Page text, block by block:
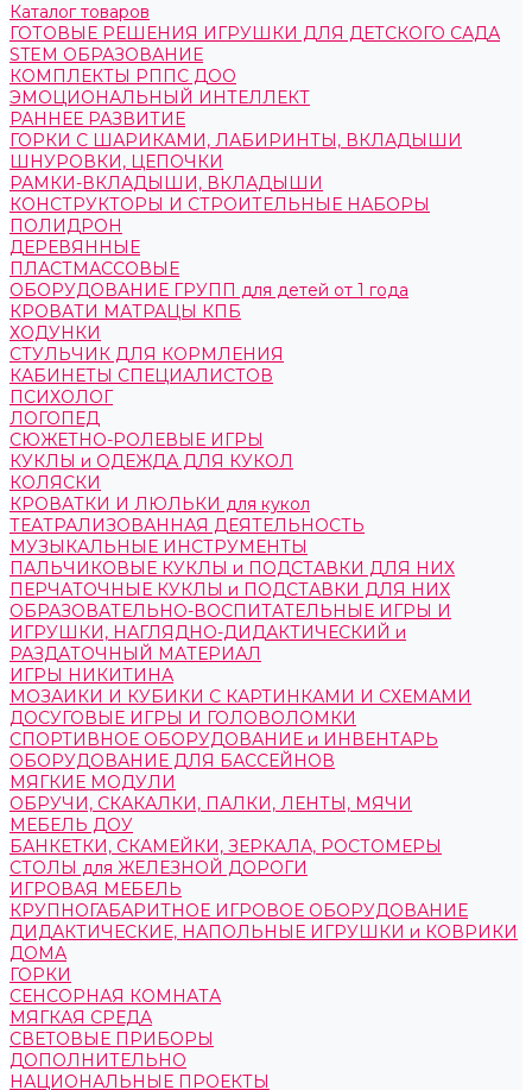
Каталог товаров
ГОТОВЫЕ РЕШЕНИЯ ИГРУШКИ ДЛЯ ДЕТСКОГО САДА
STEM ОБРАЗОВАНИЕ
КОМПЛЕКТЫ РППС ДОО
ЭМОЦИОНАЛЬНЫЙ ИНТЕЛЛЕКТ
РАННЕЕ РАЗВИТИЕ
ГОРКИ С ШАРИКАМИ, ЛАБИРИНТЫ, ВКЛАДЫШИ
ШНУРОВКИ, ЦЕПОЧКИ
РАМКИ-ВКЛАДЫШИ, ВКЛАДЫШИ
КОНСТРУКТОРЫ И СТРОИТЕЛЬНЫЕ НАБОРЫ
ПОЛИДРОН
ДЕРЕВЯННЫЕ
ПЛАСТМАССОВЫЕ
ОБОРУДОВАНИЕ ГРУПП для детей от 1 года
КРОВАТИ МАТРАЦЫ КПБ
ХОДУНКИ
СТУЛЬЧИК ДЛЯ КОРМЛЕНИЯ
КАБИНЕТЫ СПЕЦИАЛИСТОВ
ПСИХОЛОГ
ЛОГОПЕД
СЮЖЕТНО-РОЛЕВЫЕ ИГРЫ
КУКЛЫ и ОДЕЖДА ДЛЯ КУКОЛ
КОЛЯСКИ
КРОВАТКИ И ЛЮЛЬКИ для кукол
ТЕАТРАЛИЗОВАННАЯ ДЕЯТЕЛЬНОСТЬ
МУЗЫКАЛЬНЫЕ ИНСТРУМЕНТЫ
ПАЛЬЧИКОВЫЕ КУКЛЫ и ПОДСТАВКИ ДЛЯ НИХ
ПЕРЧАТОЧНЫЕ КУКЛЫ и ПОДСТАВКИ ДЛЯ НИХ
ОБРАЗОВАТЕЛЬНО-ВОСПИТАТЕЛЬНЫЕ ИГРЫ И
ИГРУШКИ, НАГЛЯДНО-ДИДАКТИЧЕСКИЙ и
РАЗДАТОЧНЫЙ МАТЕРИАЛ
ИГРЫ НИКИТИНА
МОЗАИКИ И КУБИКИ С КАРТИНКАМИ И СХЕМАМИ
ДОСУГОВЫЕ ИГРЫ И ГОЛОВОЛОМКИ
СПОРТИВНОЕ ОБОРУДОВАНИЕ и ИНВЕНТАРЬ
ОБОРУДОВАНИЕ ДЛЯ БАССЕЙНОВ
МЯГКИЕ МОДУЛИ
ОБРУЧИ, СКАКАЛКИ, ПАЛКИ, ЛЕНТЫ, МЯЧИ
МЕБЕЛЬ ДОУ
БАНКЕТКИ, СКАМЕЙКИ, ЗЕРКАЛА, РОСТОМЕРЫ
СТОЛЫ для ЖЕЛЕЗНОЙ ДОРОГИ
ИГРОВАЯ МЕБЕЛЬ
КРУПНОГАБАРИТНОЕ ИГРОВОЕ ОБОРУДОВАНИЕ
ДИДАКТИЧЕСКИЕ, НАПОЛЬНЫЕ ИГРУШКИ и КОВРИКИ
ДОМА
ГОРКИ
СЕНСОРНАЯ КОМНАТА
МЯГКАЯ СРЕДА
СВЕТОВЫЕ ПРИБОРЫ
ДОПОЛНИТЕЛЬНО
НАЦИОНАЛЬНЫЕ ПРОЕКТЫ